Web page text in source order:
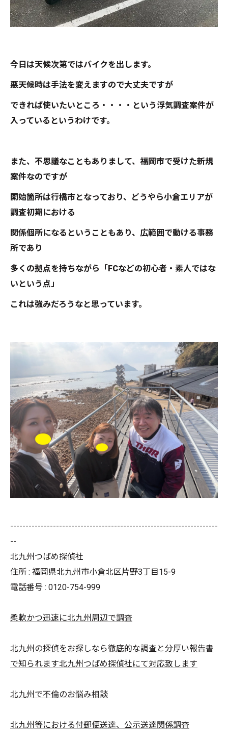
今日は天候次第ではバイクを出します。
悪天候時は手法を変えますので大丈夫ですが
できれば使いたいところ・・・・という浮気調査案件が
入っているというわけです。
また、不思議なこともありまして、福岡市で受けた新規
案件なのですが
開始箇所は行橋市となっており、どうやら小倉エリアが
調査初期における
関係個所になるということもあり、広範囲で動ける事務
所であり
多くの拠点を持ちながら「FCなどの初心者・素人ではな
いという点」
これは強みだろうなと思っています。
--------------------------------------------------------------------
--
北九州つばめ探偵社
住所 : 福岡県北九州市小倉北区片野3丁目15-9
電話番号 : 0120-754-999
柔軟かつ迅速に北九州周辺で調査
北九州の探偵をお探しなら徹底的な調査と分厚い報告書
で知られます北九州つばめ探偵社にて対応致します
北九州で不倫のお悩み相談
北九州等における付郵便送達、公示送達関係調査